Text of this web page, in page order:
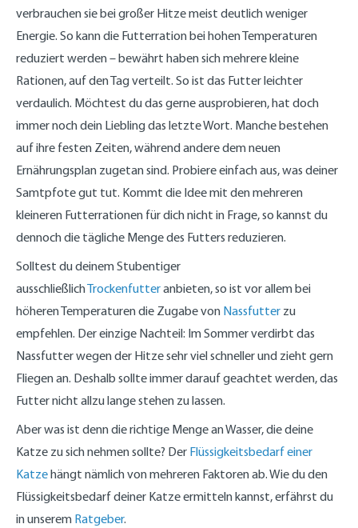
verbrauchen sie bei großer Hitze meist deutlich weniger
Energie. So kann die Futterration bei hohen Temperaturen
reduziert werden – bewährt haben sich mehrere kleine
Rationen, auf den Tag verteilt. So ist das Futter leichter
verdaulich. Möchtest du das gerne ausprobieren, hat doch
immer noch dein Liebling das letzte Wort. Manche bestehen
auf ihre festen Zeiten, während andere dem neuen
Ernährungsplan zugetan sind. Probiere einfach aus, was deiner
Samtpfote gut tut. Kommt die Idee mit den mehreren
kleineren Futterrationen für dich nicht in Frage, so kannst du
dennoch die tägliche Menge des Futters reduzieren.
Solltest du deinem Stubentiger
ausschließlichTrockenfutteranbieten, so ist vor allem bei
höheren Temperaturen die Zugabe von Nassfutter zu
empfehlen. Der einzige Nachteil: Im Sommer verdirbt das
Nassfutter wegen der Hitze sehr viel schneller und zieht gern
Fliegen an. Deshalb sollte immer darauf geachtet werden, das
Futter nicht allzu lange stehen zu lassen.
Aber was ist denn die richtige Menge an Wasser, die deine
Katze zu sich nehmen sollte? Der Flüssigkeitsbedarf einer
Katzehängt nämlich von mehreren Faktoren ab. Wie du den
Flüssigkeitsbedarf deiner Katze ermitteln kannst, erfährst du
in unserem Ratgeber.